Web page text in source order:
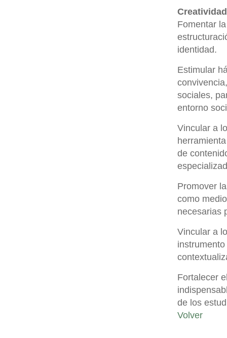
Creatividad
Fomentar
identidad.
Estimular
sociales,
entorno
Vincular a
de
Promover
como
necesarias
Vincular a
Fortalecer
de los
Volver